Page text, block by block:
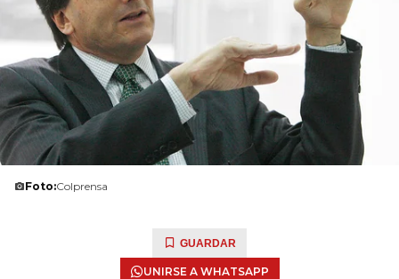
Foto:Colprensa
GUARDAR
UNIRSE A WHATSAPP